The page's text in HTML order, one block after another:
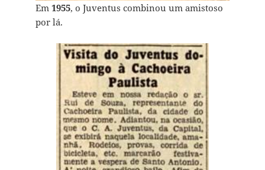
Em 1955, o Juventus combinou um amistoso
por lá.